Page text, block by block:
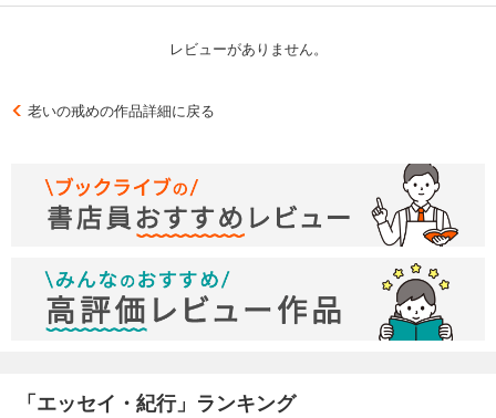
レビューがありません。
老いの戒めの作品詳細に戻る
「エッセイ・紀行」ランキング